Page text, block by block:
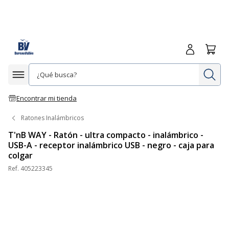
Afficher la navigation
Encontrar mi tienda
Iniciar
Ratones Inalámbricos
T'nB WAY - Ratón - ultra compacto - inalámbrico -
USB-A - receptor inalámbrico USB - negro - caja para
colgar
Ref. 405223345